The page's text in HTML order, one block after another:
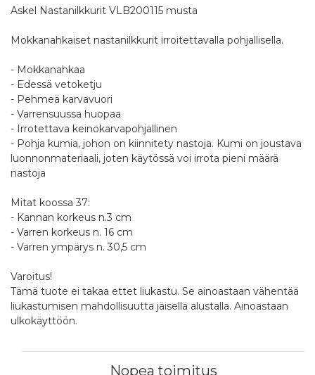
Askel Nastanilkkurit VLB200115 musta
Mokkanahkaiset nastanilkkurit irroitettavalla pohjallisella.
- Mokkanahkaa
- Edessä vetoketju
- Pehmeä karvavuori
- Varrensuussa huopaa
- Irrotettava keinokarvapohjallinen
- Pohja kumia, johon on kiinnitety nastoja. Kumi on joustava
luonnonmateriaali, joten käytössä voi irrota pieni määrä
nastoja
Mitat koossa 37:
- Kannan korkeus n.3 cm
- Varren korkeus n. 16 cm
- Varren ympärys n. 30,5 cm
Varoitus!
Tämä tuote ei takaa ettet liukastu. Se ainoastaan vähentää
liukastumisen mahdollisuutta jäisellä alustalla. Ainoastaan
ulkokäyttöön.
Nopea toimitus